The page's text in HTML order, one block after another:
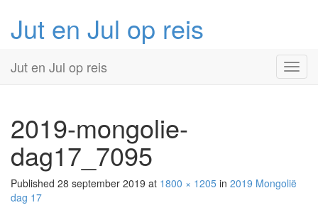
Jut en Jul op reis
Primary
Menu
content
Jut en Jul op reis
2019-mongolie-
dag17_7095
Published 28 september 2019 at 1800 × 1205 in 2019 Mongolië
dag 17